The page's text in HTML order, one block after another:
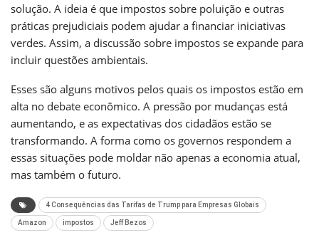
solução. A ideia é que impostos sobre poluição e outras
práticas prejudiciais podem ajudar a financiar iniciativas
verdes. Assim, a discussão sobre impostos se expande para
incluir questões ambientais.
Esses são alguns motivos pelos quais os impostos estão em
alta no debate econômico. A pressão por mudanças está
aumentando, e as expectativas dos cidadãos estão se
transformando. A forma como os governos respondem a
essas situações pode moldar não apenas a economia atual,
mas também o futuro.
4 Consequências das Tarifas de Trump para Empresas Globais
Amazon impostos Jeff Bezos